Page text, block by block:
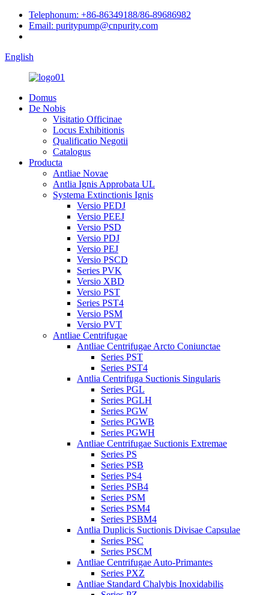
Telephonum: +86-86349188/86-89686982
Email: puritypump@cnpurity.com
English
Domus
De Nobis
Visitatio Officinae
Locus Exhibitionis
Qualificatio Negotii
Catalogus
Producta
Antliae Novae
Antlia Ignis Approbata UL
Systema Extinctionis Ignis
Versio PEDJ
Versio PEEJ
Versio PSD
Versio PDJ
Versio PEJ
Versio PSCD
Series PVK
Versio XBD
Versio PST
Series PST4
Versio PSM
Versio PVT
Antliae Centrifugae
Antliae Centrifugae Arcto Coniunctae
Series PST
Series PST4
Antlia Centrifuga Suctionis Singularis
Series PGL
Series PGLH
Series PGW
Series PGWB
Series PGWH
Antliae Centrifugae Suctionis Extremae
Series PS
Series PSB
Series PS4
Series PSB4
Series PSM
Series PSM4
Series PSBM4
Antlia Duplicis Suctionis Divisae Capsulae
Series PSC
Series PSCM
Antliae Centrifugae Auto-Primantes
Series PXZ
Antliae Standard Chalybis Inoxidabilis